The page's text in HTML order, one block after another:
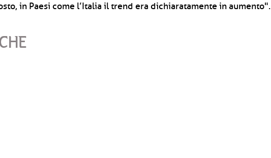
in Paesi come l’Italia il trend era dichiaratamente in aumento".